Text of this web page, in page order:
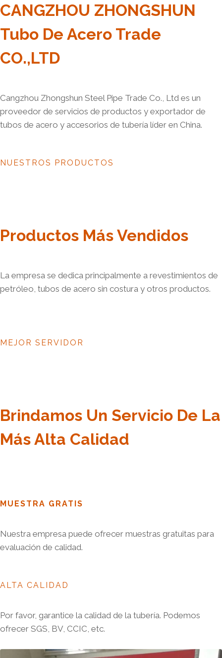
CANGZHOU ZHONGSHUN
Tubo De Acero Trade
CO.,LTD
Cangzhou Zhongshun Steel Pipe Trade Co., Ltd es un
proveedor de servicios de productos y exportador de
tubos de acero y accesorios de tubería líder en China.
NUESTROS PRODUCTOS
Productos Más Vendidos
La empresa se dedica principalmente a revestimientos de
petróleo, tubos de acero sin costura y otros productos.
MEJOR SERVIDOR
Brindamos Un Servicio De La
Más Alta Calidad
MUESTRA GRATIS
Nuestra empresa puede ofrecer muestras gratuitas para
evaluación de calidad.
ALTA CALIDAD
Por favor, garantice la calidad de la tubería. Podemos
ofrecer SGS, BV, CCIC, etc.